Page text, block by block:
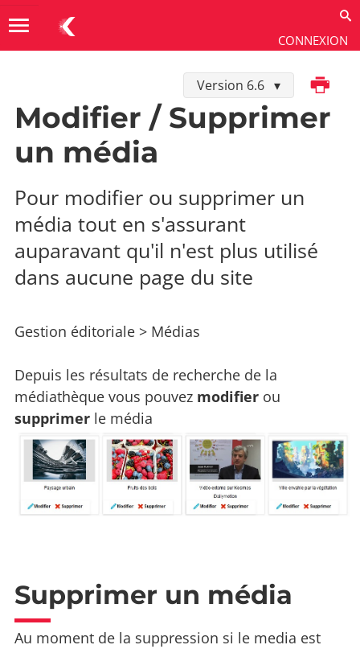
CONNEXION
menu
Version 6.6Imprimer
→Médias
Modifier / Supprimer
un média
Pour modifier ou supprimer un
média tout en s'assurant
auparavant qu'il n'est plus utilisé
dans aucune page du site
Gestion éditoriale > Médias
Depuis les résultats de recherche de la
médiathèque vous pouvez modifier ou
supprimer le média
Supprimer un média
Au moment de la suppression si le media est